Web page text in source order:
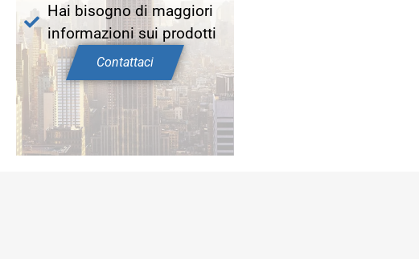
Hai bisogno di maggiori
informazioni sui prodotti
Contattaci